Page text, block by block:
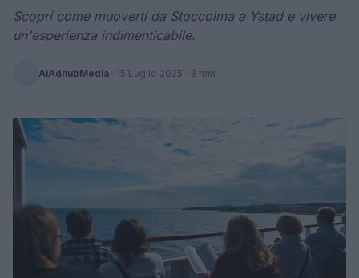
Scopri come muoverti da Stoccolma a Ystad e vivere
un'esperienza indimenticabile.
AiAdhubMedia · 15 Luglio 2025 · 3 min